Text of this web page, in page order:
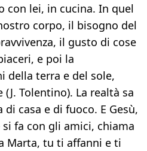
con lei, in cucina. In quel
corpo, il bisogno del
il gusto di cose
e poi la
della terra e del sole,
Tolentino). La realtà sa
casa e di fuoco. E Gesù,
fa con gli amici, chiama
Marta, tu ti affanni e ti